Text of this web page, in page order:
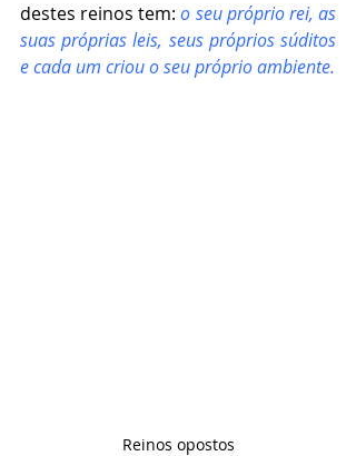
destes reinos tem: o seu próprio rei, as
suas próprias leis, seus próprios súditos
e cada um criou o seu próprio ambiente.
Reinos opostos